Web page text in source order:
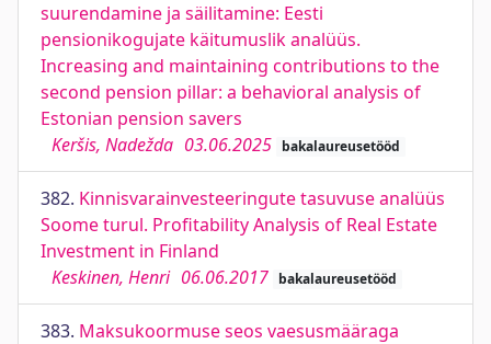
suurendamine ja säilitamine: Eesti
pensionikogujate käitumuslik analüüs.
Increasing and maintaining contributions to the
second pension pillar: a behavioral analysis of
Estonian pension savers
Keršis, Nadežda 03.06.2025 bakalaureusetööd
382. Kinnisvarainvesteeringute tasuvuse analüüs
Soome turul. Profitability Analysis of Real Estate
Investment in Finland
Keskinen, Henri 06.06.2017 bakalaureusetööd
383. Maksukoormuse seos vaesusmääraga